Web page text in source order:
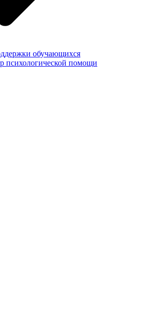
обучающихся
психологической помощи